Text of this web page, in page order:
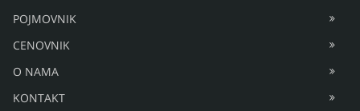
POJMOVNIK
CENOVNIK
O NAMA
KONTAKT